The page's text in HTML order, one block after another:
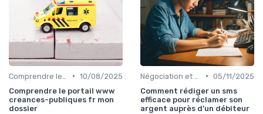
• 10/08/2025
Comprendre le portail www
creances-publiques fr mon
dossier
• 05/11/2025
Comment rédiger un sms
efficace pour réclamer son
argent auprès d’un débiteur